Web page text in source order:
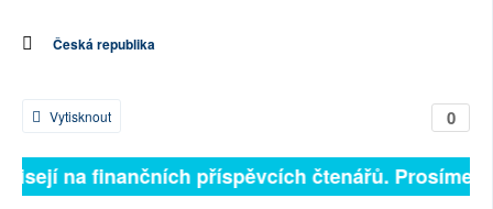
Česká republika
0
Vytisknout
na finančních příspěvcích čtenářů. Prosíme,